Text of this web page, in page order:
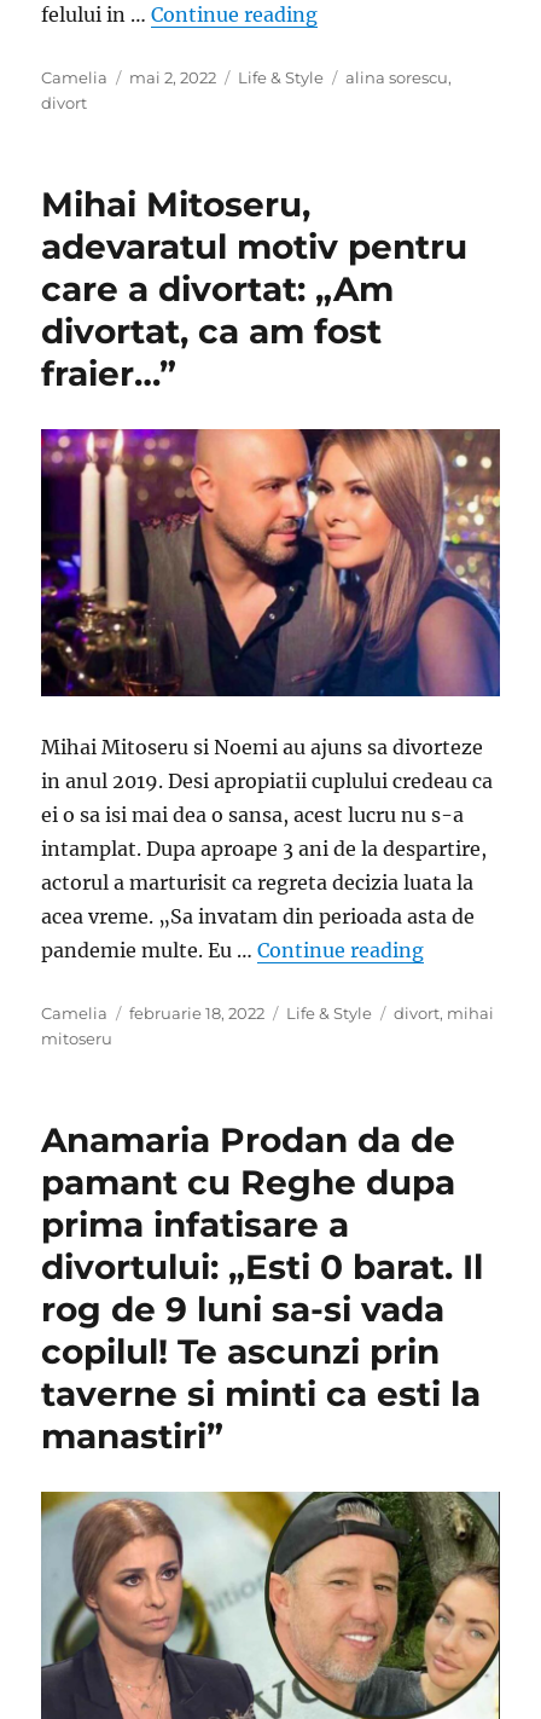
felului in …Continue reading„Alina Sorescu si
Author
Camelia
Posted
mai 2, 2022 Categories
Life & Style Tags
alina sorescu,
divort
Mihai Mitoseru,
adevaratul motiv pentru
care a divortat: „Am
divortat, ca am fost
fraier…”
Mihai Mitoseru si Noemi au ajuns sa divorteze
in anul 2019. Desi apropiatii cuplului credeau ca
ei o sa isi mai dea o sansa, acest lucru nu s-a
intamplat. Dupa aproape 3 ani de la despartire,
actorul a marturisit ca regreta decizia luata la
acea vreme. „Sa invatam din perioada asta de
pandemie multe. Eu …Continue reading„Mihai
Author
Camelia
Posted
februarie 18, 2022 Categories
Life & Style Tags
divort, mihai
mitoseru
Anamaria Prodan da de
pamant cu Reghe dupa
prima infatisare a
divortului: „Esti 0 barat. Il
rog de 9 luni sa-si vada
copilul! Te ascunzi prin
taverne si minti ca esti la
manastiri”